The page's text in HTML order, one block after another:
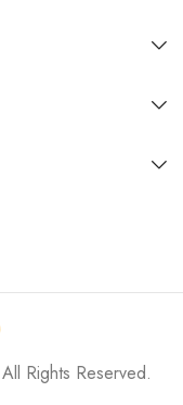
Rights Reserved.